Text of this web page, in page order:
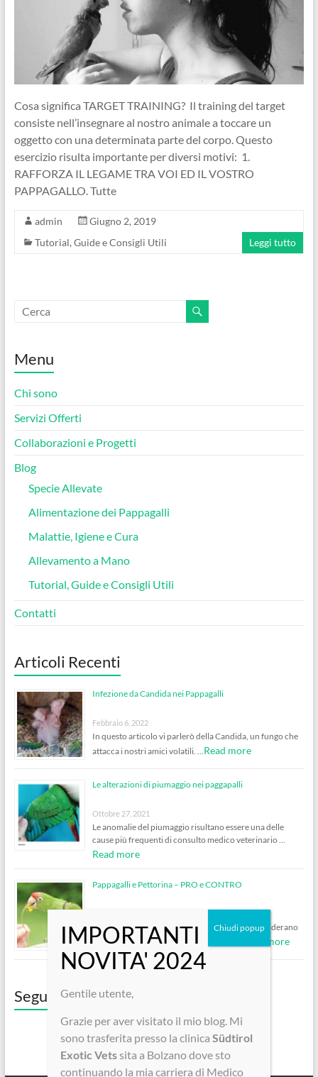
Cosa significa TARGET TRAINING? Il training del target
consiste nell’insegnare al nostro animale a toccare un
oggetto con una determinata parte del corpo. Questo
esercizio risulta importante per diversi motivi: 1.
RAFFORZA IL LEGAME TRA VOI ED IL VOSTRO
PAPPAGALLO. Tutte
admin
Giugno 2, 2019
Tutorial, Guide e Consigli Utili
Leggi tutto
Menu
Chi sono
Servizi Offerti
Collaborazioni e Progetti
Blog
Specie Allevate
Alimentazione dei Pappagalli
Malattie, Igiene e Cura
Allevamento a Mano
Tutorial, Guide e Consigli Utili
Contatti
Articoli Recenti
Infezione da Candida nei Pappagalli
Febbraio 6, 2022
In questo articolo vi parlerò della Candida, un fungo che
attacca i nostri amici volatili. … Read more
Le alterazioni di piumaggio nei paggapalli
Ottobre 27, 2021
Le anomalie del piumaggio risultano essere una delle
cause più frequenti di consulto medico veterinario …
Read more
Pappagalli e Pettorina – PRO e CONTRO
Molto spesso vengo contattata da clienti che desiderano
consigli per mettere la pettorina al loro …
Read more
Seguici su Facebook!
Gentile utente,
Grazie per aver visitato il mio blog. Mi
sono trasferita presso la clinicaSüdtirol
Exotic Vets sita a Bolzano dove sto
continuando la mia carriera di Medico